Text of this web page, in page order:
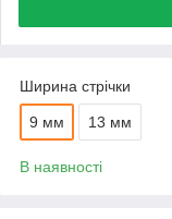
Ширина стрічки
9 мм 13 мм
В наявності